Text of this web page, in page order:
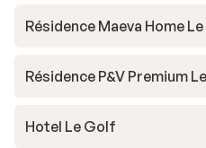
Résidence Maeva Home
Résidence P&V Premium
Hotel Le Golf